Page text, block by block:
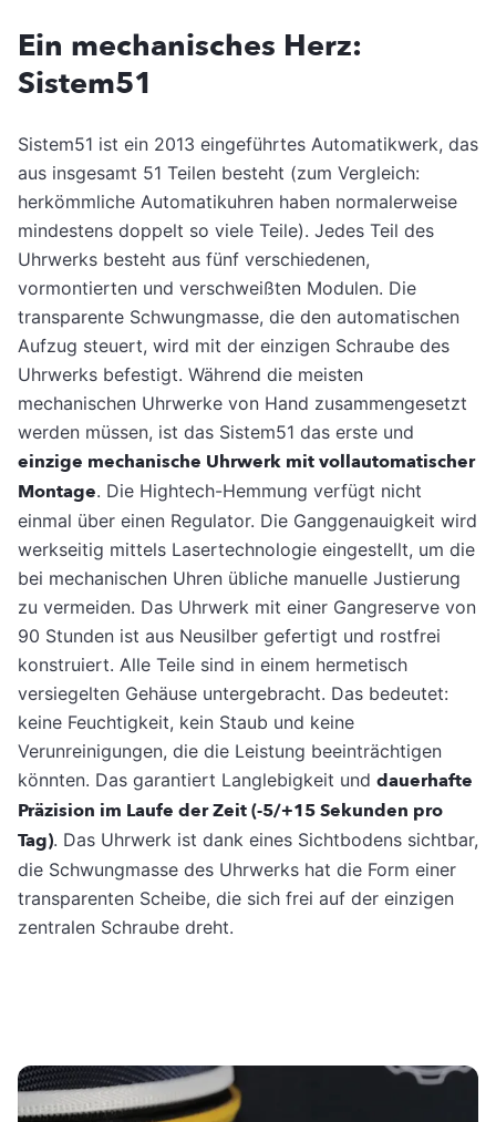
Ein mechanisches Herz:
Sistem51
Sistem51 ist ein 2013 eingeführtes Automatikwerk, das
aus insgesamt 51 Teilen besteht (zum Vergleich:
herkömmliche Automatikuhren haben normalerweise
mindestens doppelt so viele Teile). Jedes Teil des
Uhrwerks besteht aus fünf verschiedenen,
vormontierten und verschweißten Modulen. Die
transparente Schwungmasse, die den automatischen
Aufzug steuert, wird mit der einzigen Schraube des
Uhrwerks befestigt. Während die meisten
mechanischen Uhrwerke von Hand zusammengesetzt
werden müssen, ist das Sistem51 das erste und
einzige mechanische Uhrwerk mit vollautomatischer
Montage. Die Hightech-Hemmung verfügt nicht
einmal über einen Regulator. Die Ganggenauigkeit wird
werkseitig mittels Lasertechnologie eingestellt, um die
bei mechanischen Uhren übliche manuelle Justierung
zu vermeiden. Das Uhrwerk mit einer Gangreserve von
90 Stunden ist aus Neusilber gefertigt und rostfrei
konstruiert. Alle Teile sind in einem hermetisch
versiegelten Gehäuse untergebracht. Das bedeutet:
keine Feuchtigkeit, kein Staub und keine
Verunreinigungen, die die Leistung beeinträchtigen
könnten. Das garantiert Langlebigkeit und dauerhafte
Präzision im Laufe der Zeit (-5/+15 Sekunden pro
Tag). Das Uhrwerk ist dank eines Sichtbodens sichtbar,
die Schwungmasse des Uhrwerks hat die Form einer
transparenten Scheibe, die sich frei auf der einzigen
zentralen Schraube dreht.